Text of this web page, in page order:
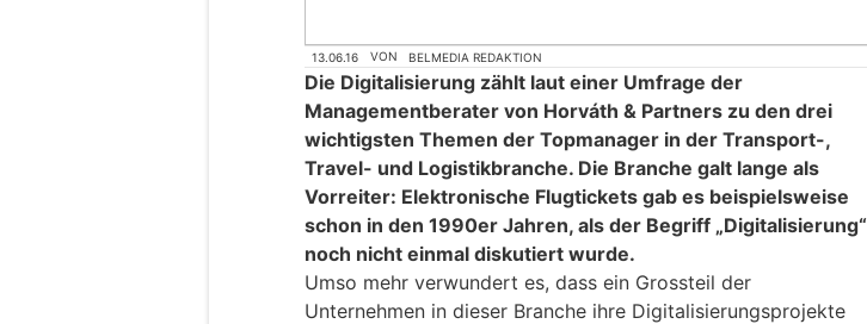
13.06.16 VON BELMEDIA REDAKTION
Die Digitalisierung zählt laut einer Umfrage der
Managementberater von Horváth & Partners zu den drei
wichtigsten Themen der Topmanager in der Transport-,
Travel- und Logistikbranche. Die Branche galt lange als
Vorreiter: Elektronische Flugtickets gab es beispielsweise
schon in den 1990er Jahren, als der Begriff „Digitalisierung“
noch nicht einmal diskutiert wurde.
Umso mehr verwundert es, dass ein Grossteil der
Unternehmen in dieser Branche ihre Digitalisierungsprojekte